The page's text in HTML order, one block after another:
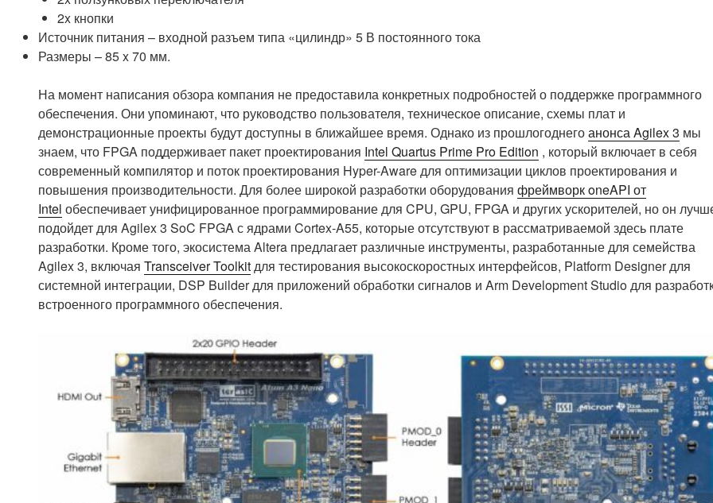
2x кнопки
Источник питания – входной разъем типа «цилиндр» 5 В постоянного тока
Размеры – 85 x 70 мм.
На момент написания обзора компания не предоставила конкретных подробностей о поддержке программного
обеспечения. Они упоминают, что руководство пользователя, техническое описание, схемы плат и
демонстрационные проекты будут доступны в ближайшее время. Однако из прошлогоднегоанонса Agilex 3 мы
знаем, что FPGA поддерживает пакет проектирования Intel Quartus Prime Pro Edition , который включает в себя
современный компилятор и поток проектирования Hyper-Aware для оптимизации циклов проектирования и
повышения производительности. Для более широкой разработки оборудования фреймворк oneAPI от
Intel обеспечивает унифицированное программирование для CPU, GPU, FPGA и других ускорителей, но он
подойдет для Agilex 3 SoC FPGA с ядрами Cortex-A55, которые отсутствуют в рассматриваемой здесь плате
разработки. Кроме того, экосистема Altera предлагает различные инструменты, разработанные для семейства
Agilex 3, включая Transceiver Toolkitдля тестирования высокоскоростных интерфейсов, Platform Designer для
системной интеграции, DSP Builder для приложений обработки сигналов и Arm Development Studio для
встроенного программного обеспечения.